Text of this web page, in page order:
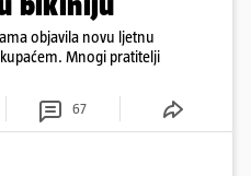
objavila novu ljetnu
Mnogi pratitelji
67